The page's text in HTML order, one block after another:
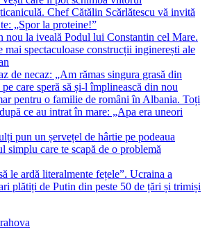
Chef Cătălin Scărlătescu vă invită
„Spor la proteine!”
nou la iveală Podul lui Constantin cel Mare.
mai spectaculoase construcții inginerești ale
de necaz: „Am rămas singura grasă din
care speră să și-l împlinească din nou
pentru o familie de români în Albania. Toți
ce au intrat în mare: „Apa era uneori
pun un șervețel de hârtie pe podeaua
simplu care te scapă de o problemă
le ardă literalmente fețele”. Ucraina a
plătiți de Putin din peste 50 de țări și trimiși